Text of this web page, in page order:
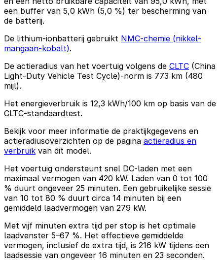
een buffer van 5,0 kWh (5,0 %) ter bescherming van
de batterij.
De lithium-ionbatterij gebruikt NMC-chemie (nikkel-
mangaan-kobalt).
De actieradius van het voertuig volgens de CLTC (China
Light-Duty Vehicle Test Cycle)-norm is 773 km (480
mijl).
Het energieverbruik is 12,3 kWh/100 km op basis van de
CLTC-standaardtest.
Bekijk voor meer informatie de praktijkgegevens en
actieradiusoverzichten op de pagina actieradius en
verbruik van dit model.
Het voertuig ondersteunt snel DC-laden met een
maximaal vermogen van 420 kW. Laden van 0 tot 100
% duurt ongeveer 25 minuten. Een gebruikelijke sessie
van 10 tot 80 % duurt circa 14 minuten bij een
gemiddeld laadvermogen van 279 kW.
Met vijf minuten extra tijd per stop is het optimale
laadvenster 5–67 %. Het effectieve gemiddelde
vermogen, inclusief de extra tijd, is 216 kW tijdens een
laadsessie van ongeveer 16 minuten en 23 seconden.